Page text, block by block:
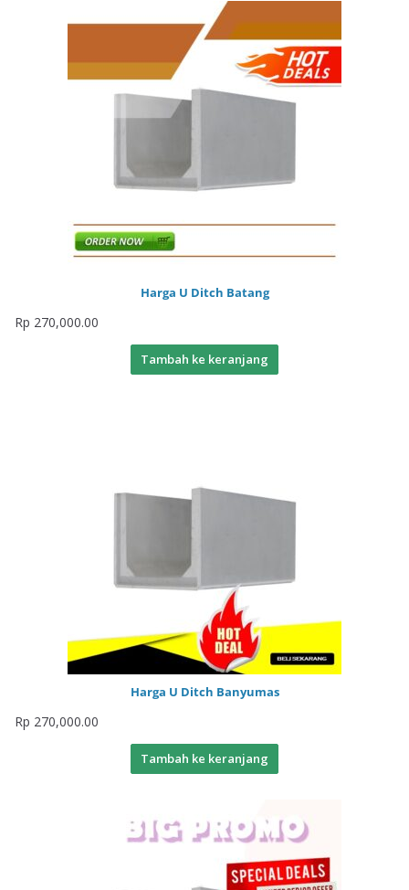
Harga U Ditch Batang
Rp 270,000.00
Tambah ke keranjang
Harga U Ditch Banyumas
Rp 270,000.00
Tambah ke keranjang